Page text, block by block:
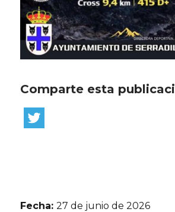
Comparte esta
Fecha:27 de junio de 2026